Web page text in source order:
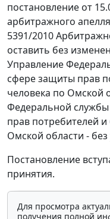
постановление от
арбитражного
5391/2010
оставить без
Управление
сфере защиты прав
человека по Омской
Федеральной
прав потребителей
Омской области -
Постановление
принятия.
Для просмотра
получения полной